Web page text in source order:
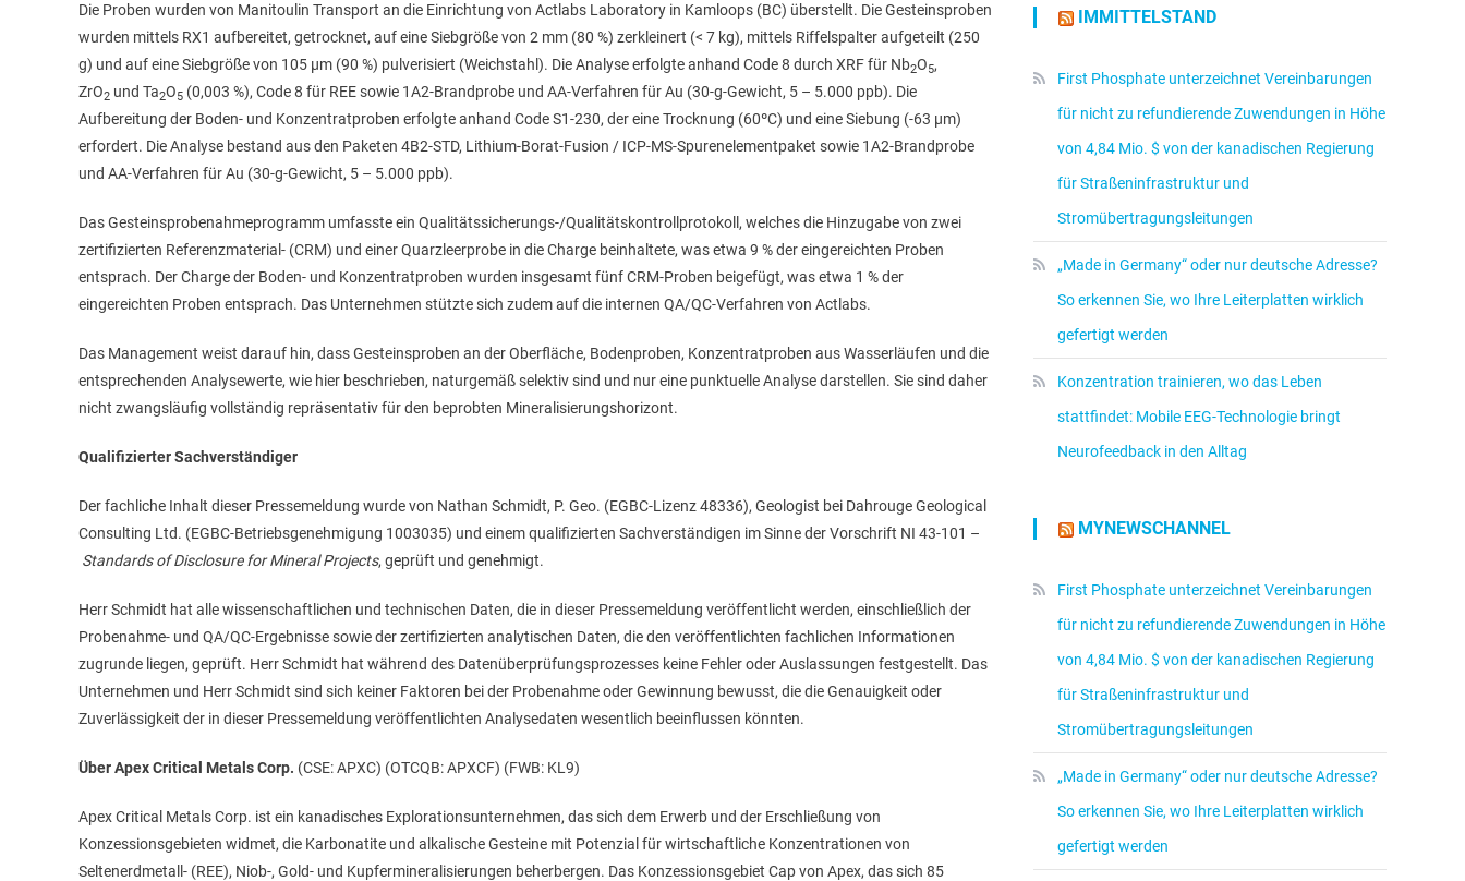
Die Proben wurden von Manitoulin Transport an die Einrichtung von Actlabs Laboratory in Kamloops (BC) überstellt. Die Gesteinsproben
wurden mittels RX1 aufbereitet, getrocknet, auf eine Siebgröße von 2 mm (80 %) zerkleinert (< 7 kg), mittels Riffelspalter aufgeteilt (250
g) und auf eine Siebgröße von 105 µm (90 %) pulverisiert (Weichstahl). Die Analyse erfolgte anhand Code 8 durch XRF für Nb2O5,
ZrO2 und Ta2O5 (0,003 %), Code 8 für REE sowie 1A2-Brandprobe und AA-Verfahren für Au (30-g-Gewicht, 5 – 5.000 ppb). Die
Aufbereitung der Boden- und Konzentratproben erfolgte anhand Code S1-230, der eine Trocknung (60ºC) und eine Siebung (-63 µm)
erfordert. Die Analyse bestand aus den Paketen 4B2-STD, Lithium-Borat-Fusion / ICP-MS-Spurenelementpaket sowie 1A2-Brandprobe
und AA-Verfahren für Au (30-g-Gewicht, 5 – 5.000 ppb).
Das Gesteinsprobenahmeprogramm umfasste ein Qualitätssicherungs-/Qualitätskontrollprotokoll, welches die Hinzugabe von zwei
zertifizierten Referenzmaterial- (CRM) und einer Quarzleerprobe in die Charge beinhaltete, was etwa 9 % der eingereichten Proben
entsprach. Der Charge der Boden- und Konzentratproben wurden insgesamt fünf CRM-Proben beigefügt, was etwa 1 % der
eingereichten Proben entsprach. Das Unternehmen stützte sich zudem auf die internen QA/QC-Verfahren von Actlabs.
Das Management weist darauf hin, dass Gesteinsproben an der Oberfläche, Bodenproben, Konzentratproben aus Wasserläufen und die
entsprechenden Analysewerte, wie hier beschrieben, naturgemäß selektiv sind und nur eine punktuelle Analyse darstellen. Sie sind daher
nicht zwangsläufig vollständig repräsentativ für den beprobten Mineralisierungshorizont.
Qualifizierter Sachverständiger
Der fachliche Inhalt dieser Pressemeldung wurde von Nathan Schmidt, P. Geo. (EGBC-Lizenz 48336), Geologist bei Dahrouge Geological
Consulting Ltd. (EGBC-Betriebsgenehmigung 1003035) und einem qualifizierten Sachverständigen im Sinne der Vorschrift NI 43-101 –
Standards of Disclosure for Mineral Projects, geprüft und genehmigt.
Herr Schmidt hat alle wissenschaftlichen und technischen Daten, die in dieser Pressemeldung veröffentlicht werden, einschließlich der
Probenahme- und QA/QC-Ergebnisse sowie der zertifizierten analytischen Daten, die den veröffentlichten fachlichen Informationen
zugrunde liegen, geprüft. Herr Schmidt hat während des Datenüberprüfungsprozesses keine Fehler oder Auslassungen festgestellt. Das
Unternehmen und Herr Schmidt sind sich keiner Faktoren bei der Probenahme oder Gewinnung bewusst, die die Genauigkeit oder
Zuverlässigkeit der in dieser Pressemeldung veröffentlichten Analysedaten wesentlich beeinflussen könnten.
Über Apex Critical Metals Corp. (CSE: APXC) (OTCQB: APXCF) (FWB: KL9)
Apex Critical Metals Corp. ist ein kanadisches Explorationsunternehmen, das sich dem Erwerb und der Erschließung von
Konzessionsgebieten widmet, die Karbonatite und alkalische Gesteine mit Potenzial für wirtschaftliche Konzentrationen von
Seltenerdmetall- (REE), Niob-, Gold- und Kupfermineralisierungen beherbergen. Das Konzessionsgebiet Cap von Apex, das sich 85
IMMITTELSTAND
First Phosphate unterzeichnet Vereinbarungen
für nicht zu refundierende Zuwendungen in Höhe
von 4,84 Mio. $ von der kanadischen Regierung
für Straßeninfrastruktur und
Stromübertragungsleitungen
„Made in Germany“ oder nur deutsche Adresse?
So erkennen Sie, wo Ihre Leiterplatten wirklich
gefertigt werden
Konzentration trainieren, wo das Leben
stattfindet: Mobile EEG-Technologie bringt
Neurofeedback in den Alltag
MYNEWSCHANNEL
First Phosphate unterzeichnet Vereinbarungen
für nicht zu refundierende Zuwendungen in Höhe
von 4,84 Mio. $ von der kanadischen Regierung
für Straßeninfrastruktur und
Stromübertragungsleitungen
„Made in Germany“ oder nur deutsche Adresse?
So erkennen Sie, wo Ihre Leiterplatten wirklich
gefertigt werden